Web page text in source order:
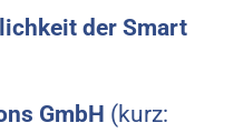
der Smart
GmbH (kurz: